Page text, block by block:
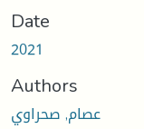
Date
2021
Authors
عصام, صحراوي